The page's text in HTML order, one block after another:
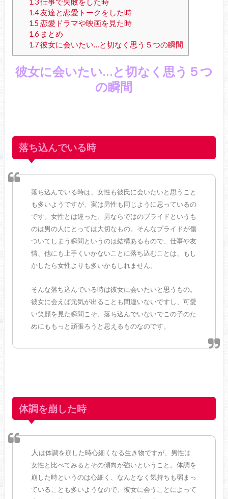
1.3仕事で失敗をした時
1.4友達と恋愛トークをした時
1.5恋愛ドラマや映画を見た時
1.6まとめ
1.7彼女に会いたい…と切なく思う５つの瞬間
彼女に会いたい…と切なく思う５つ
の瞬間
落ち込んでいる時
落ち込んでいる時は、女性も彼氏に会いたいと思うこと
も多いようですが、実は男性も同じように思っているの
です。女性とは違った、男ならではのプライドというも
のは男の人にとっては大切なもの。そんなプライドが傷
ついてしまう瞬間というのは結構あるもので、仕事や友
情、他にも上手くいかないことに落ち込むことは、もし
かしたら女性よりも多いかもしれません。
そんな落ち込んでいる時は彼女に会いたいと思うもの。
彼女に会えば元気が出ることも間違いないですし、可愛
い笑顔を見た瞬間こそ、落ち込んでいないでこの子のた
めにももっと頑張ろうと思えるものなのです。
体調を崩した時
人は体調を崩した時心細くなる生き物ですが、男性は
女性と比べてみるとその傾向が強いということ。体調を
崩した時というのは心細く、なんとなく気持ちも弱まっ
ていることも多いようなので、彼女に会うことによって